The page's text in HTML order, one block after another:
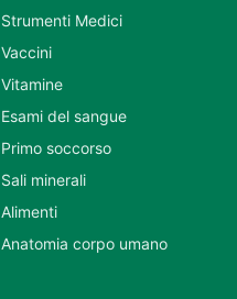
Strumenti Medici
Vaccini
Vitamine
Esami del sangue
Primo soccorso
Sali minerali
Alimenti
Anatomia corpo umano